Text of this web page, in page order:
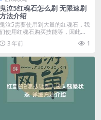
鬼泣5红魂石怎么刷 无限速刷
方法介绍
鬼泣5需要使用到大量的红魂石，我
们使用红魂石购买技能等，因此缺
乏红魂石使得我们止...
3 年前 1